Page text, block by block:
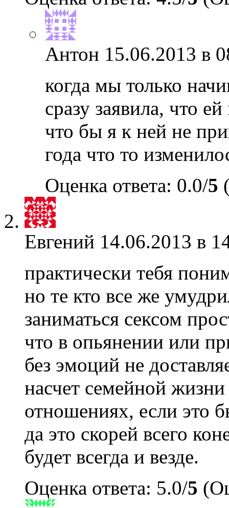
Антон 15.06.2013 в
когда мы только
сразу заявила, что
что бы я к ней не
года что то
Оценка ответа: 0.0/5
Евгений 14.06.2013 в
практически тебя
но те кто все же
заниматься сексом
что в опьянении или
без эмоций не
насчет семейной
отношениях, если это
да это скорей всего
будет всегда и везде.
Оценка ответа: 5.0/5